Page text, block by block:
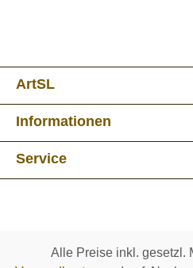
ArtSL
Informationen
Service
Alle Preise inkl. gesetzl.